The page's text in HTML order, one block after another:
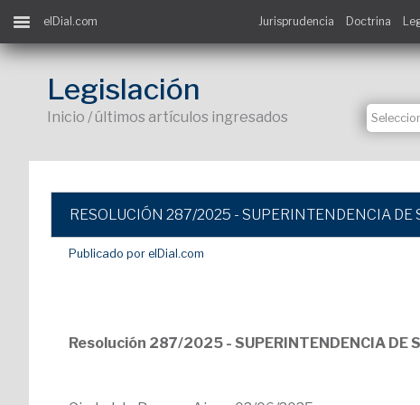
elDial.com Jurisprudencia Doctrina
Legislación
Inicio / últimos artículos ingresados
RESOLUCIÓN 287/2025 - SUPERINTENDENCIA DE
Publicado por elDial.com
Resolución 287/2025 - SUPERINTENDENCIA DE